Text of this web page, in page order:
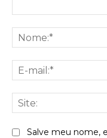
Salve meu nome,